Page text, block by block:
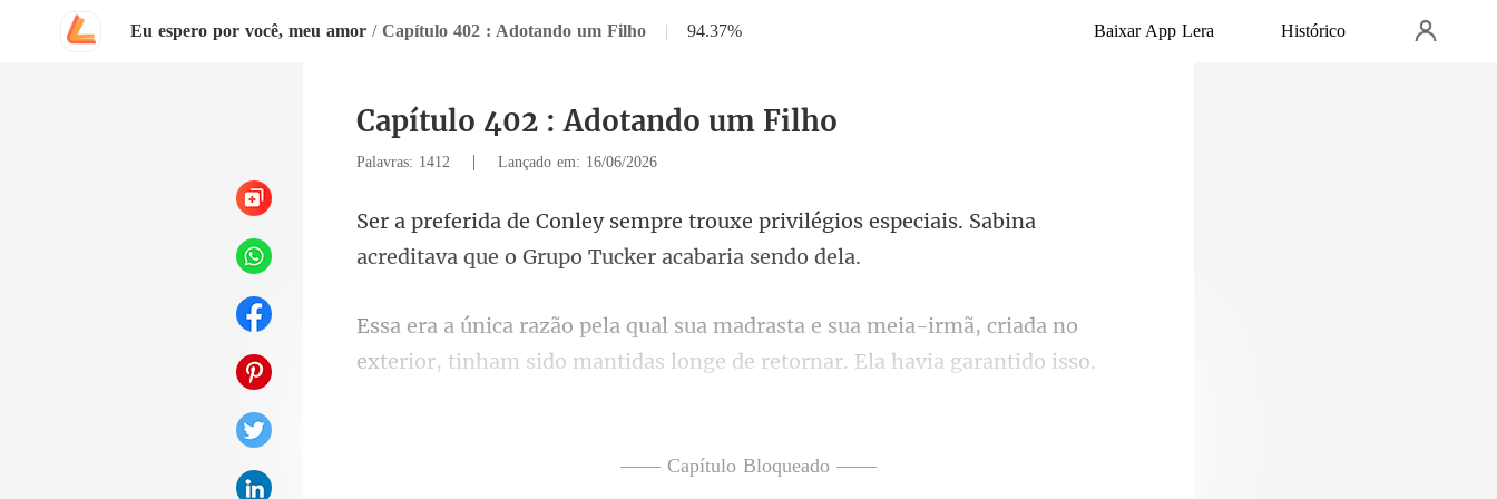
Eu espero por você, meu amor / Capítulo 402 : Adotando um Filho | 94.37% Baixar App Lera Histórico
Capítulo 402 : Adotando um Filho
Palavras: 1412 | Lançado em: 16/06/2026
privilégios especiais. Sabina
acreditava
ua meia-irmã, criada no
exterior, tinham sido man
—— Capítulo Bloqueado ——